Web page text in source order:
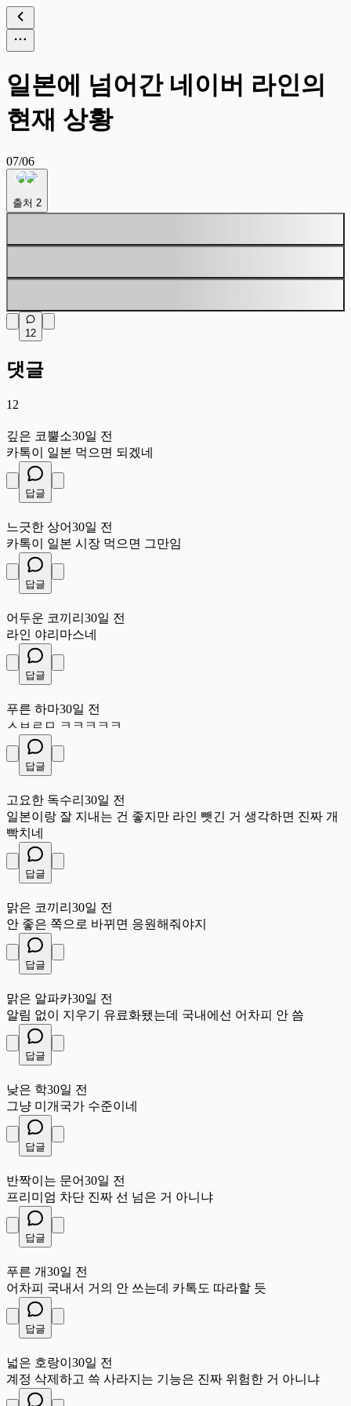
일본에 넘어간 네이버 라인의
현재 상황
07/06
출처 2
12
댓글
12
깊은 코뿔소30일 전
카톡이 일본 먹으면 되겠네
답글
느긋한 상어30일 전
카톡이 일본 시장 먹으면 그만임
답글
어두운 코끼리 30일 전
라인 야리마스네
답글
푸른 하마30일 전
ㅅㅂㄹㅁ ㅋㅋㅋㅋㅋ
답글
고요한 독수리 30일 전
일본이랑 잘 지내는 건 좋지만 라인 뺏긴 거 생각하면 진짜 개
빡치네
답글
맑은 코끼리 30일 전
안 좋은 쪽으로 바뀌면 응원해줘야지
답글
맑은 알파카30일 전
알림 없이 지우기 유료화됐는데 국내에선 어차피 안 씀
답글
낮은 학30일 전
그냥 미개국가 수준이네
답글
반짝이는 문어30일 전
프리미엄 차단 진짜 선 넘은 거 아니냐
답글
푸른 개30일 전
어차피 국내서 거의 안 쓰는데 카톡도 따라할 듯
답글
넓은 호랑이 30일 전
계정 삭제하고 쓱 사라지는 기능은 진짜 위험한 거 아니냐